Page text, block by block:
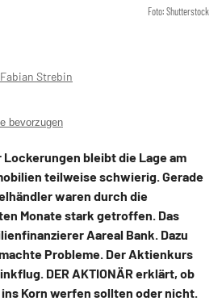
Foto: Shutterstock
Fabian Strebin
bevorzugen
bleibt die Lage am
teilweise schwierig. Gerade
waren durch die
Monate stark getroffen. Das
Aareal Bank. Dazu
Probleme. Der Aktienkurs
DER AKTIONÄR erklärt, ob
Korn werfen sollten oder nicht.